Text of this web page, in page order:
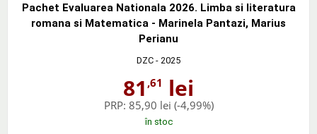
Pachet Evaluarea Nationala 2026. Limba si literatura
romana si Matematica - Marinela Pantazi, Marius
Perianu
DZC - 2025
81 ,61 lei
PRP: 85,90 lei (-4,99%)
în stoc